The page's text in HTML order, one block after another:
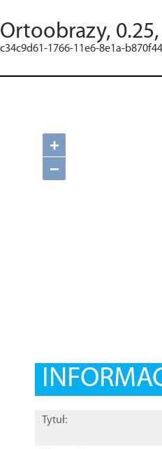
Ortoobrazy,
c34c9d61-1766-11e6-8e1a-
+
−
Tytuł: